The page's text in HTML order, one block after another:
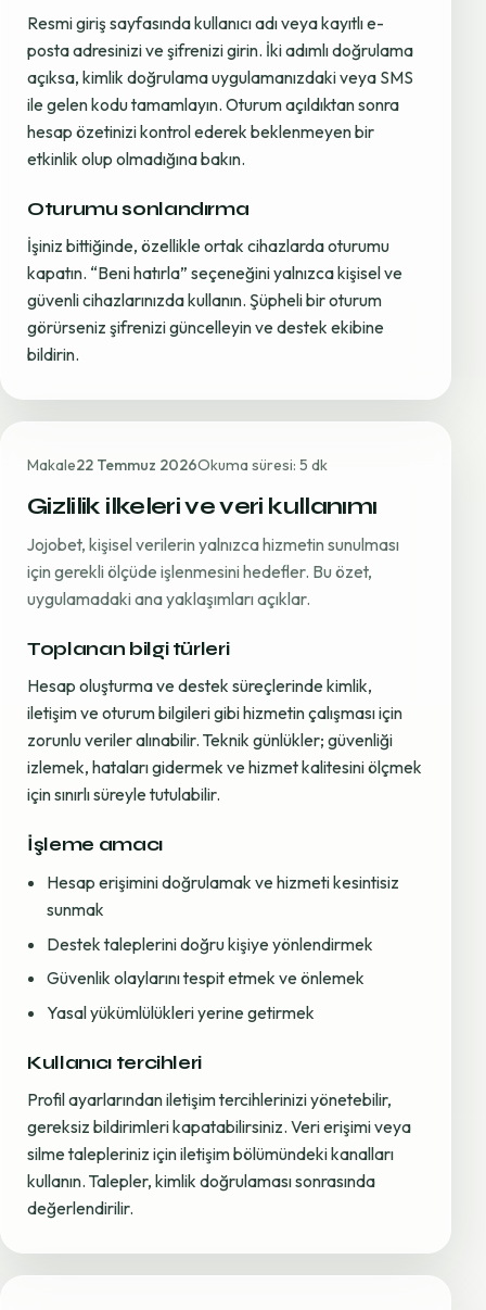
Resmi giriş sayfasında kullanıcı adı veya kayıtlı e-
posta adresinizi ve şifrenizi girin. İki adımlı doğrulama
açıksa, kimlik doğrulama uygulamanızdaki veya SMS
ile gelen kodu tamamlayın. Oturum açıldıktan sonra
hesap özetinizi kontrol ederek beklenmeyen bir
etkinlik olup olmadığına bakın.
Oturumu sonlandırma
İşiniz bittiğinde, özellikle ortak cihazlarda oturumu
kapatın. “Beni hatırla” seçeneğini yalnızca kişisel ve
güvenli cihazlarınızda kullanın. Şüpheli bir oturum
görürseniz şifrenizi güncelleyin ve destek ekibine
bildirin.
Makale22 Temmuz 2026Okuma süresi: 5 dk
Gizlilik ilkeleri ve veri kullanımı
Jojobet, kişisel verilerin yalnızca hizmetin sunulması
için gerekli ölçüde işlenmesini hedefler. Bu özet,
uygulamadaki ana yaklaşımları açıklar.
Toplanan bilgi türleri
Hesap oluşturma ve destek süreçlerinde kimlik,
iletişim ve oturum bilgileri gibi hizmetin çalışması için
zorunlu veriler alınabilir. Teknik günlükler; güvenliği
izlemek, hataları gidermek ve hizmet kalitesini ölçmek
için sınırlı süreyle tutulabilir.
İşleme amacı
Hesap erişimini doğrulamak ve hizmeti kesintisiz
sunmak
Destek taleplerini doğru kişiye yönlendirmek
Güvenlik olaylarını tespit etmek ve önlemek
Yasal yükümlülükleri yerine getirmek
Kullanıcı tercihleri
Profil ayarlarından iletişim tercihlerinizi yönetebilir,
gereksiz bildirimleri kapatabilirsiniz. Veri erişimi veya
silme talepleriniz için iletişim bölümündeki kanalları
kullanın. Talepler, kimlik doğrulaması sonrasında
değerlendirilir.